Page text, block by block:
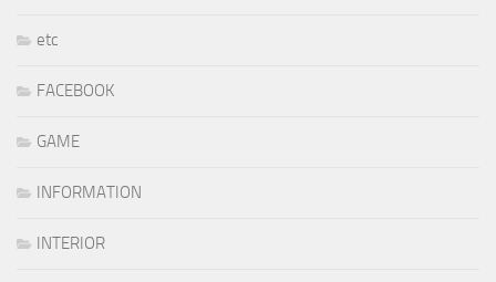
etc
FACEBOOK
GAME
INFORMATION
INTERIOR